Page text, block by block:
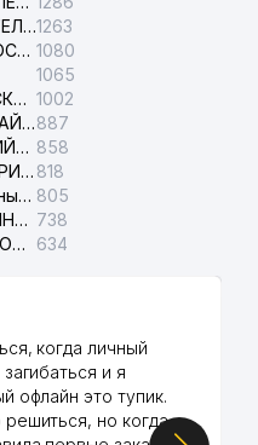
СПРАВОЧНОЕ БЮРО О ТЕЛЕФОНАХ ОРГАНИЗАЦИЙ г. ТАШКЕНТА1263
ТЕЛЕФОНЫ ДОВЕРИЯ ГОСУДАРСТВЕННОГО ЦЕНТРА ТЕСТИРОВАНИЯ 1080
1065
ТАШКЕНТСКИЙ ГОРОДСКОЙ СУД ПО ГРАЖДАНСКИМ ДЕЛАМ 1002
ЯККАСАРАЙСКИЙ МЕЖРАЙОННЫЙ СУД ПО ГРАЖДАНСКИМ ДЕЛАМ887
ЮНУСАБАДСКАЯ АВАРИЙНАЯ СЛУЖБА ЭЛЕКТРОСЕТИ 858
НАВОИЙСКОЕ ТЕРРИТОРИАЛЬНОЕ ПРЕДПРИЯТИЕ ЭЛЕКТРОСЕТИ АО 818
Ташкентский следственный изолятор 805
СЕРГЕЛИЙСКАЯ АВАРИЙНАЯ СЛУЖБА ЭЛЕКТРОСЕТИ 738
УЧТЕПИНСКИЙ МЕЖРАЙОННЫЙ СУД ПО ГРАЖДАНСКИМ ДЕЛАМ 634
когда личный
и я
офлайн это тупик.
но когда